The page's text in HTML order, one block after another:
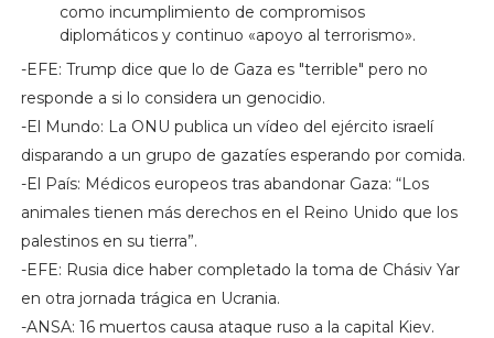
como incumplimiento de compromisos
diplomáticos y continuo «apoyo al terrorismo».
-EFE: Trump dice que lo de Gaza es "terrible" pero no
responde a si lo considera un genocidio.
-El Mundo: La ONU publica un vídeo del ejército israelí
disparando a un grupo de gazatíes esperando por comida.
-El País: Médicos europeos tras abandonar Gaza: “Los
animales tienen más derechos en el Reino Unido que los
palestinos en su tierra”.
-EFE: Rusia dice haber completado la toma de Chásiv Yar
en otra jornada trágica en Ucrania.
-ANSA: 16 muertos causa ataque ruso a la capital Kiev.